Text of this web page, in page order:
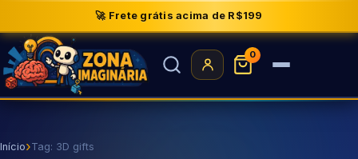
🚀 Frete grátis acima de R$199
0
produtos
Início›Tag: 3D gifts